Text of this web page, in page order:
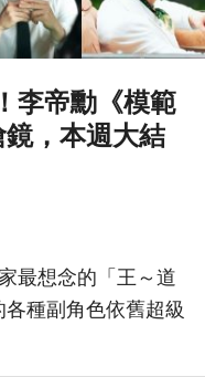
李帝勳《模範
，本週大結
最想念的「王～道
種副角色依舊超級